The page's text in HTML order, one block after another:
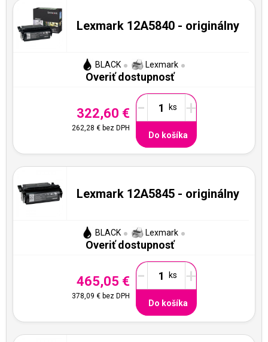
Lexmark 12A5840 - originálny
BLACK Lexmark
Overiť dostupnosť
322,60 €
262,28 €bez DPH
- +
Do košíka
Lexmark 12A5845 - originálny
BLACK Lexmark
Overiť dostupnosť
465,05 €
378,09 €bez DPH
- +
Do košíka